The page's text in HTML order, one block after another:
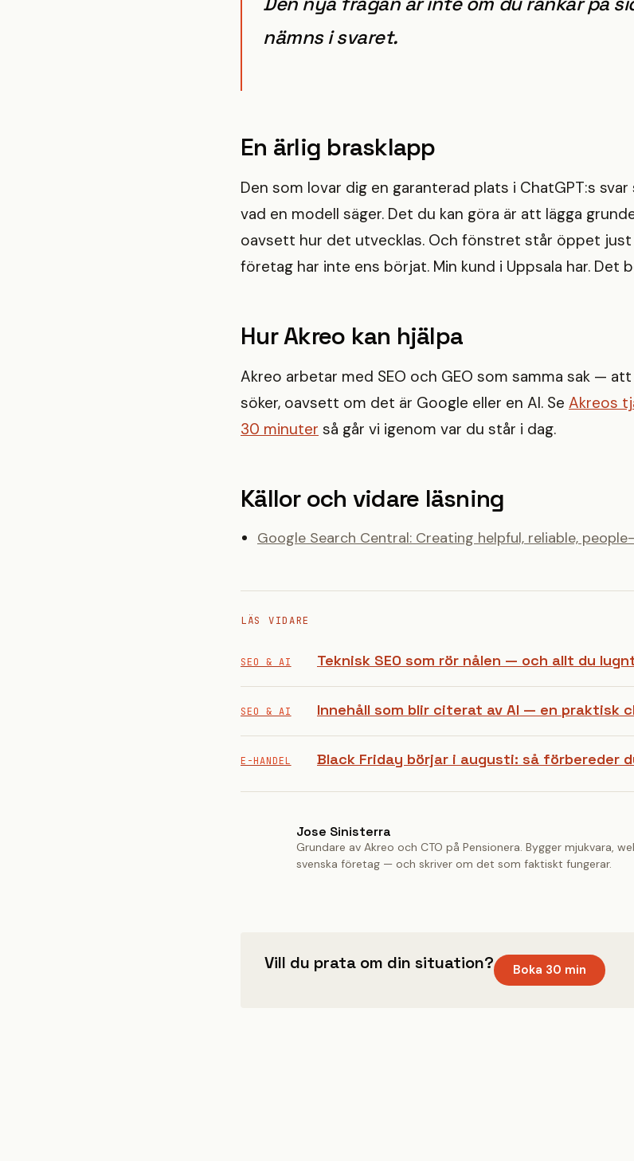
nämns i svaret.
En ärlig brasklapp
Den som lovar dig en garanterad plats i ChatGPT:s
vad en modell säger. Det du kan göra är att lägga
oavsett hur det utvecklas. Och fönstret står öppet
företag har inte ens börjat. Min kund i Uppsala har. Det
Hur Akreo kan hjälpa
Akreo arbetar med SEO och GEO som samma sak —
söker, oavsett om det är Google eller en AI. Se Akreos
30 minuter så går vi igenom var du står i dag.
Källor och vidare läsning
Google Search Central: Creating helpful, reliable,
LÄS VIDARE
SEO & AI Teknisk SEO som rör nålen — och allt du
SEO & AI Innehåll som blir citerat av AI — en praktisk
E-HANDEL Black Friday börjar i augusti: så förbereder
Jose Sinisterra
Grundare av Akreo och CTO på Pensionera. Bygger mjukvara,
svenska företag — och skriver om det som faktiskt fungerar.
Vill du prata om din situation? Boka 30 min